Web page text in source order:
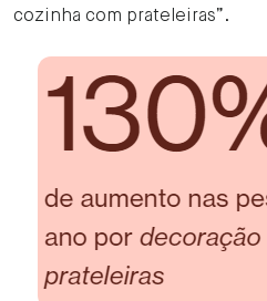
cozinha com prateleiras”.